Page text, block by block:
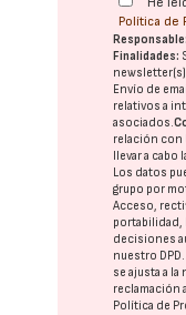
Política de
Responsable:
Finalidades:
Envío de
relativos a
asociados.
relación con
llevar a
Los datos
grupo por
Acceso,
portabilidad,
decisiones
nuestro DPD
se ajusta a
reclamación
Política de